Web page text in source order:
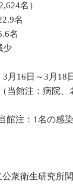
名）
名
名
少
3月16日～3月
当館注：病院、
館注：1名の
衆衛生研究所